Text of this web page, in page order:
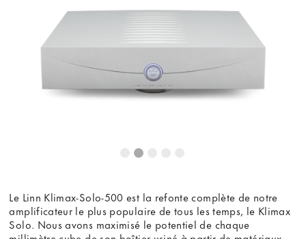
Ce contenu est hébergé par un tiers. En affichant le
contenu externe, vous acceptez les
termes et conditions
youtube.com.
Voir la vidéo Ne plus demander
Le Linn Klimax-Solo-500 est la refonte complète de notre
amplificateur le plus populaire de tous les temps, le Klimax
Solo. Nous avons maximisé le potentiel de chaque